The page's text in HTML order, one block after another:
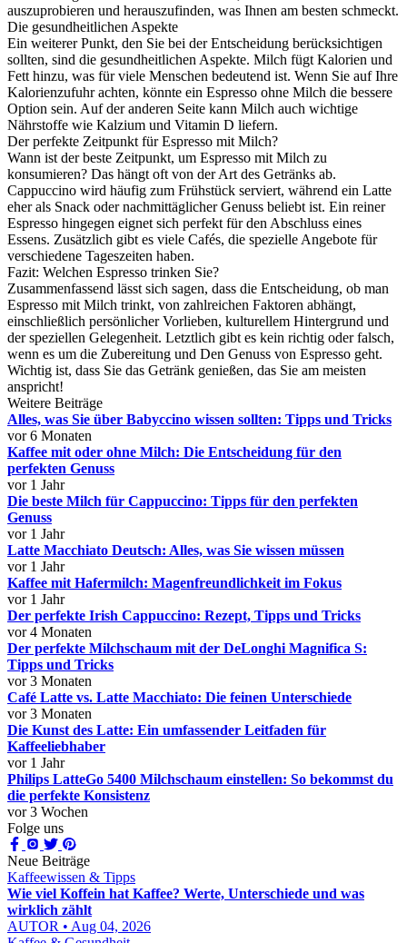
auszuprobieren und herauszufinden, was Ihnen am besten schmeckt.
Die gesundheitlichen Aspekte
Ein weiterer Punkt, den Sie bei der Entscheidung berücksichtigen
sollten, sind die gesundheitlichen Aspekte. Milch fügt Kalorien und
Fett hinzu, was für viele Menschen bedeutend ist. Wenn Sie auf Ihre
Kalorienzufuhr achten, könnte ein Espresso ohne Milch die bessere
Option sein. Auf der anderen Seite kann Milch auch wichtige
Nährstoffe wie Kalzium und Vitamin D liefern.
Der perfekte Zeitpunkt für Espresso mit Milch?
Wann ist der beste Zeitpunkt, um Espresso mit Milch zu
konsumieren? Das hängt oft von der Art des Getränks ab.
Cappuccino wird häufig zum Frühstück serviert, während ein Latte
eher als Snack oder nachmittäglicher Genuss beliebt ist. Ein reiner
Espresso hingegen eignet sich perfekt für den Abschluss eines
Essens. Zusätzlich gibt es viele Cafés, die spezielle Angebote für
verschiedene Tageszeiten haben.
Fazit: Welchen Espresso trinken Sie?
Zusammenfassend lässt sich sagen, dass die Entscheidung, ob man
Espresso mit Milch trinkt, von zahlreichen Faktoren abhängt,
einschließlich persönlicher Vorlieben, kulturellem Hintergrund und
der speziellen Gelegenheit. Letztlich gibt es kein richtig oder falsch,
wenn es um die Zubereitung und Den Genuss von Espresso geht.
Wichtig ist, dass Sie das Getränk genießen, das Sie am meisten
anspricht!
Weitere Beiträge
Alles, was Sie über Babyccino wissen sollten: Tipps und Tricks
vor 6 Monaten
Kaffee mit oder ohne Milch: Die Entscheidung für den
perfekten Genuss
vor 1 Jahr
Die beste Milch für Cappuccino: Tipps für den perfekten
Genuss
vor 1 Jahr
Latte Macchiato Deutsch: Alles, was Sie wissen müssen
vor 1 Jahr
Kaffee mit Hafermilch: Magenfreundlichkeit im Fokus
vor 1 Jahr
Der perfekte Irish Cappuccino: Rezept, Tipps und Tricks
vor 4 Monaten
Der perfekte Milchschaum mit der DeLonghi Magnifica S:
Tipps und Tricks
vor 3 Monaten
Café Latte vs. Latte Macchiato: Die feinen Unterschiede
vor 3 Monaten
Die Kunst des Latte: Ein umfassender Leitfaden für
Kaffeeliebhaber
vor 1 Jahr
Philips LatteGo 5400 Milchschaum einstellen: So bekommst du
die perfekte Konsistenz
vor 3 Wochen
Folge uns
Neue Beiträge
Kaffeewissen & Tipps
Wie viel Koffein hat Kaffee? Werte, Unterschiede und was
wirklich zählt
AUTOR • Aug 04, 2026